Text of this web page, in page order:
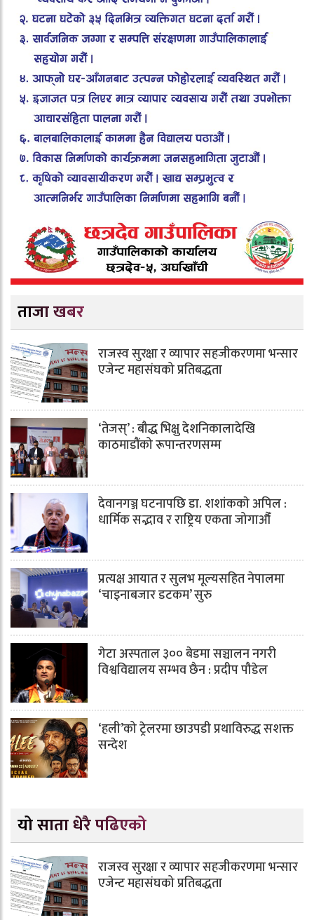
ताजा खबर
राजस्व सुरक्षा र व्यापार सहजीकरणमा भन्सार
एजेन्ट महासंघको प्रतिबद्धता
‘तेजस्’ : बौद्ध भिक्षु देशनिकालादेखि
काठमाडौंको रूपान्तरणसम्म
देवानगञ्ज घटनापछि डा. शशांककाे अपिल :
धार्मिक सद्भाव र राष्ट्रिय एकता जोगाऔँ
प्रत्यक्ष आयात र सुलभ मूल्यसहित नेपालमा
‘चाइनाबजार डटकम’ सुरु
गेटा अस्पताल ३०० बेडमा सञ्चालन नगरी
विश्वविद्यालय सम्भव छैन : प्रदीप पौडेल
‘हली’को ट्रेलरमा छाउपडी प्रथाविरुद्ध सशक्त
सन्देश
यो साता धेरै पढिएको
राजस्व सुरक्षा र व्यापार सहजीकरणमा भन्सार
एजेन्ट महासंघको प्रतिबद्धता